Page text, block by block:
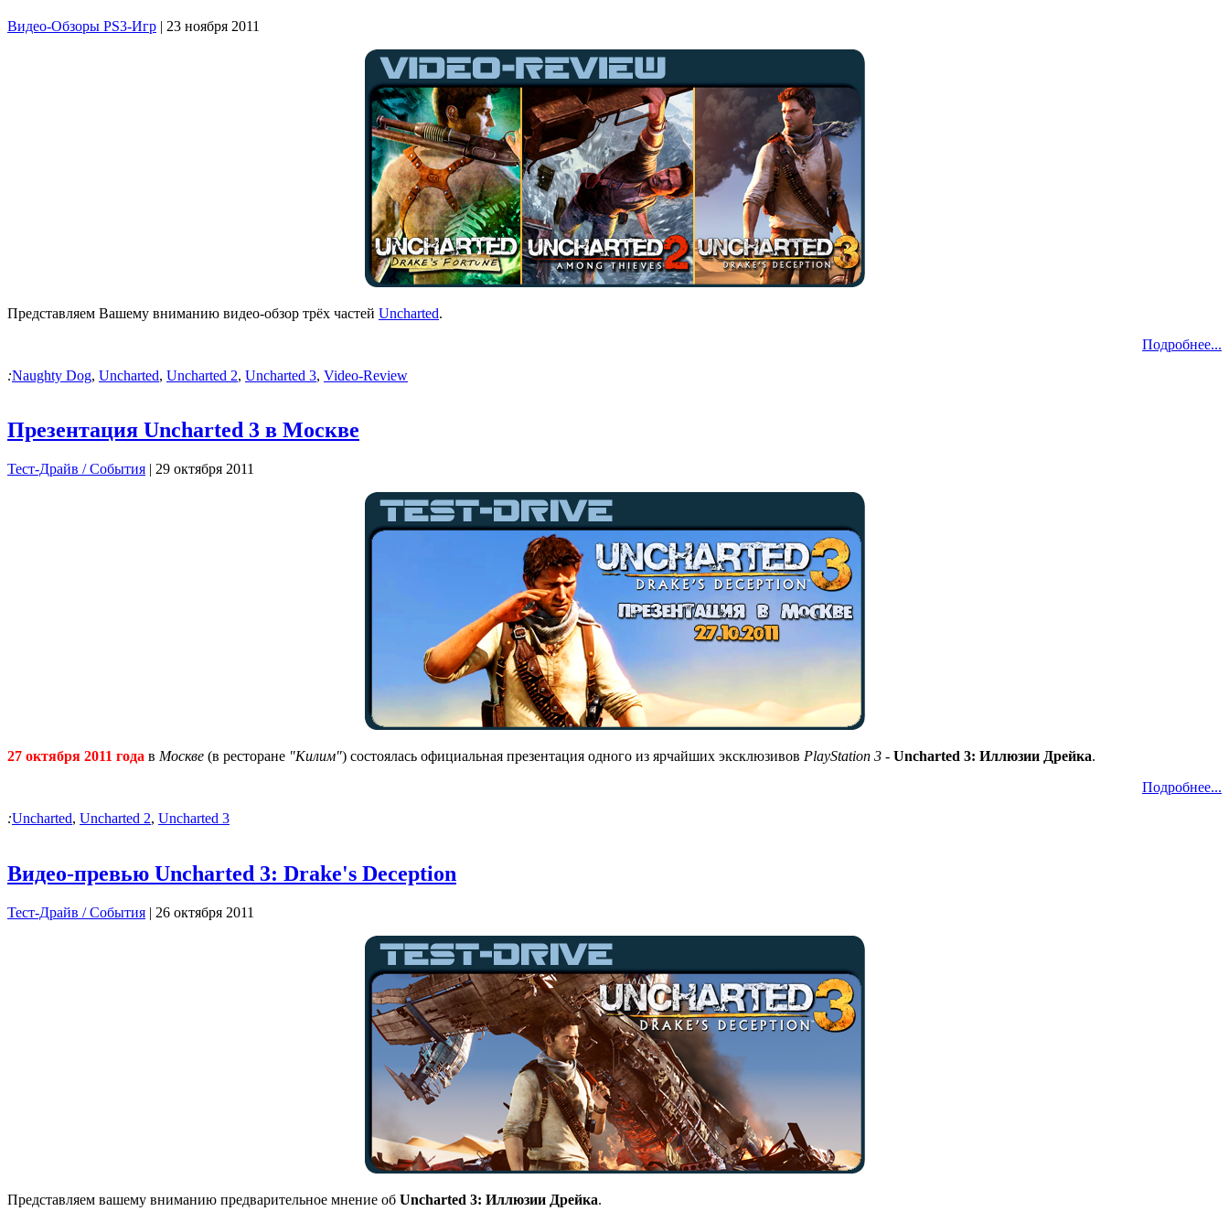
Видео-Обзоры PS3-Игр | 23 ноября 2011
Представляем Вашему вниманию видео-обзор трёх частей Uncharted.
Подробнее...
:Naughty Dog, Uncharted, Uncharted 2, Uncharted 3, Video-Review
Презентация Uncharted 3 в Москве
Тест-Драйв / Cобытия | 29 октября 2011
27 октября 2011 года в Москве (в ресторане "Килим") состоялась официальная презентация одного из ярчайших эксклюзивов PlayStation 3 - Uncharted 3: Иллюзии Дрейка.
Подробнее...
:Uncharted, Uncharted 2, Uncharted 3
Видео-превью Uncharted 3: Drake's Deception
Тест-Драйв / Cобытия | 26 октября 2011
Представляем вашему вниманию предварительное мнение об Uncharted 3: Иллюзии Дрейка.